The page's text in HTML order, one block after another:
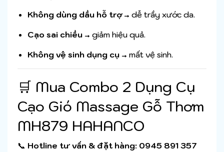
Không dùng dầu hỗ trợ→ dễ trầy xước da.
Cạo sai chiều → giảm hiệu quả.
Không vệ sinh dụng cụ → mất vệ sinh.
🛒 Mua Combo 2 Dụng Cụ
Cạo Gió Massage Gỗ Thơm
MH879 HAHANCO
📞 Hotline tư vấn & đặt hàng: 0945 891 357